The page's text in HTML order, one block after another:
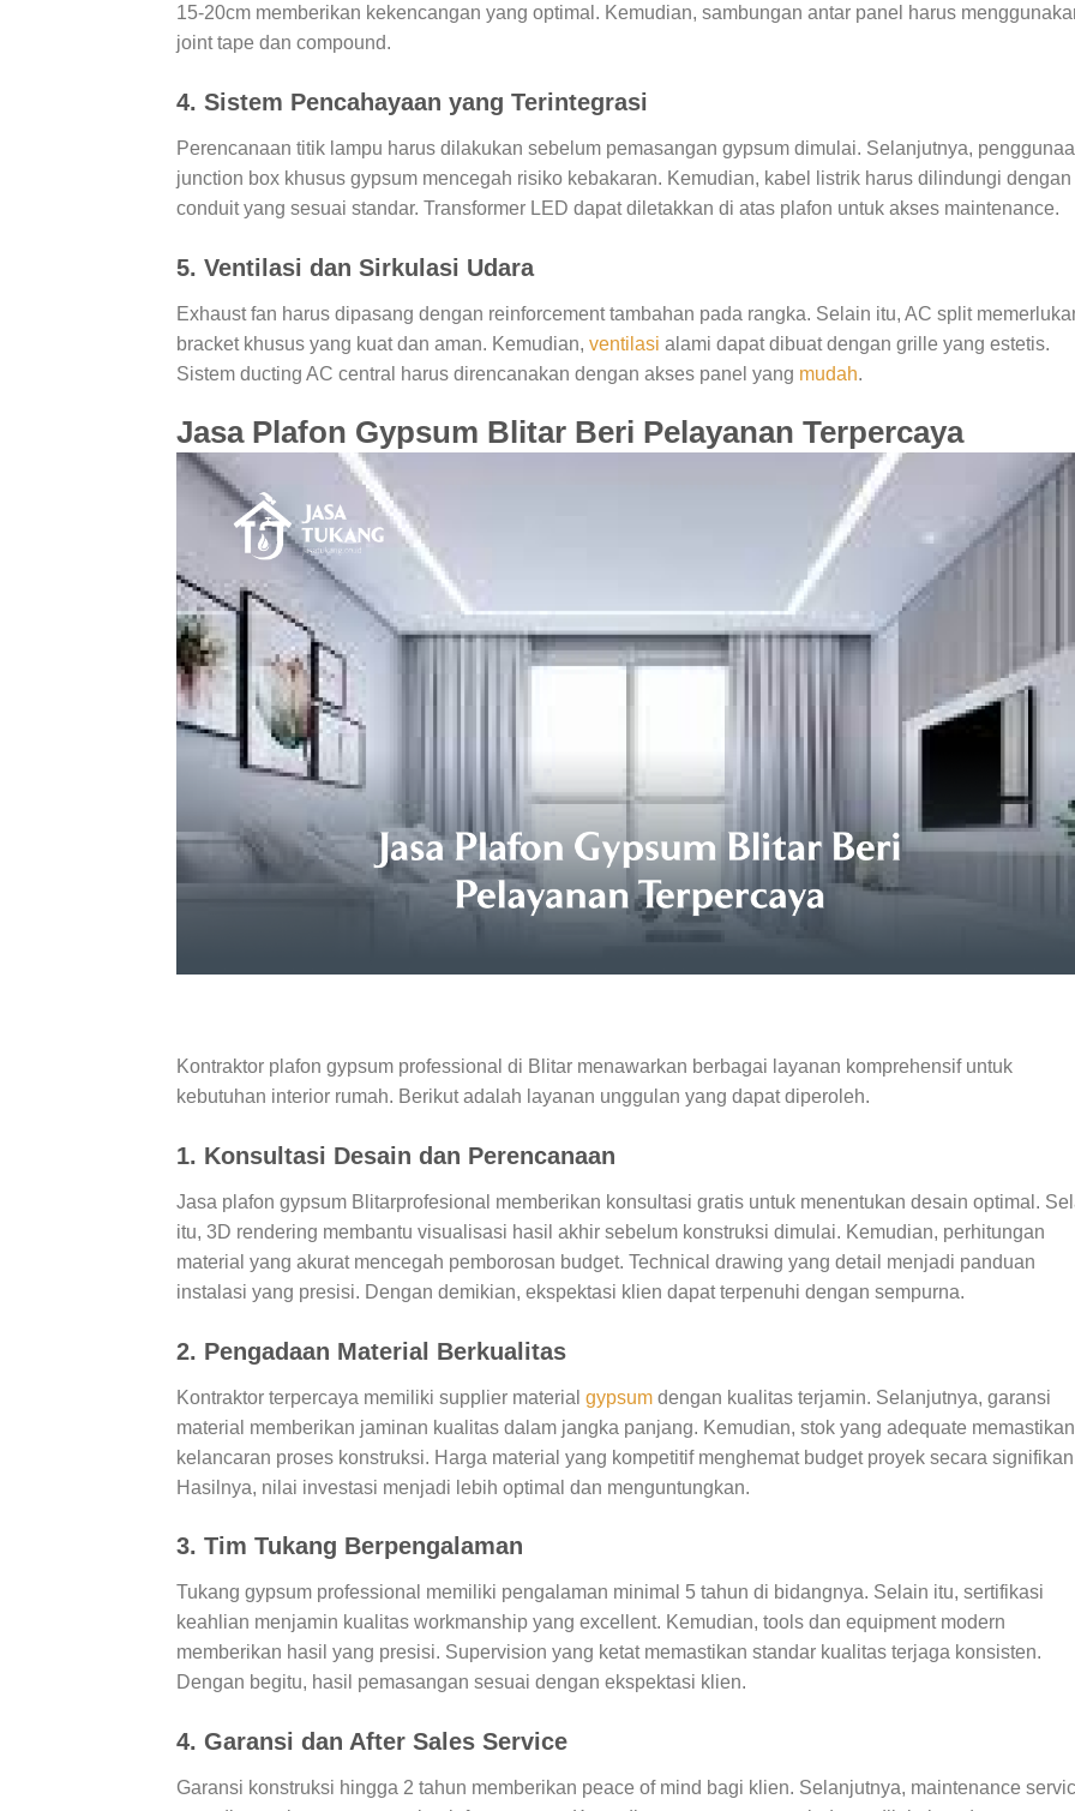
15-20cm memberikan kekencangan yang optimal. Kemudian, sambungan antar panel harus
joint tape dan compound.
4. Sistem Pencahayaan yang Terintegrasi
Perencanaan titik lampu harus dilakukan sebelum pemasangan gypsum dimulai. Selanjutnya,
junction box khusus gypsum mencegah risiko kebakaran. Kemudian, kabel listrik harus dilindungi dengan
conduit yang sesuai standar. Transformer LED dapat diletakkan di atas plafon untuk akses maintenance.
5. Ventilasi dan Sirkulasi Udara
Exhaust fan harus dipasang dengan reinforcement tambahan pada rangka. Selain itu, AC split
bracket khusus yang kuat dan aman. Kemudian, ventilasi alami dapat dibuat dengan grille yang estetis.
Sistem ducting AC central harus direncanakan dengan akses panel yang mudah.
Jasa Plafon Gypsum Blitar Beri Pelayanan Terpercaya
Kontraktor plafon gypsum professional di Blitar menawarkan berbagai layanan komprehensif untuk
kebutuhan interior rumah. Berikut adalah layanan unggulan yang dapat diperoleh.
1. Konsultasi Desain dan Perencanaan
Jasa plafon gypsum Blitarprofesional memberikan konsultasi gratis untuk menentukan desain optimal.
itu, 3D rendering membantu visualisasi hasil akhir sebelum konstruksi dimulai. Kemudian, perhitungan
material yang akurat mencegah pemborosan budget. Technical drawing yang detail menjadi panduan
instalasi yang presisi. Dengan demikian, ekspektasi klien dapat terpenuhi dengan sempurna.
2. Pengadaan Material Berkualitas
Kontraktor terpercaya memiliki supplier material gypsum dengan kualitas terjamin. Selanjutnya, garansi
material memberikan jaminan kualitas dalam jangka panjang. Kemudian, stok yang adequate memastikan
kelancaran proses konstruksi. Harga material yang kompetitif menghemat budget proyek secara
Hasilnya, nilai investasi menjadi lebih optimal dan menguntungkan.
3. Tim Tukang Berpengalaman
Tukang gypsum professional memiliki pengalaman minimal 5 tahun di bidangnya. Selain itu, sertifikasi
keahlian menjamin kualitas workmanship yang excellent. Kemudian, tools dan equipment modern
memberikan hasil yang presisi. Supervision yang ketat memastikan standar kualitas terjaga konsisten.
Dengan begitu, hasil pemasangan sesuai dengan ekspektasi klien.
4. Garansi dan After Sales Service
Garansi konstruksi hingga 2 tahun memberikan peace of mind bagi klien. Selanjutnya, maintenance